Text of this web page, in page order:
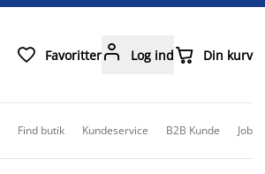
 Favoritter Log ind Din kurv
Find butik Kundeservice B2B Kunde Job